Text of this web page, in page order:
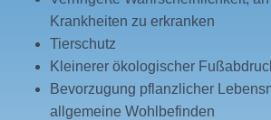
Krankheiten zu erkranken
Tierschutz
Kleinerer ökologischer
Bevorzugung pflanzlicher
allgemeine Wohlbefinden